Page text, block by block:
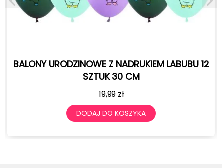
Z NADRUKIEM LABUBU 12
SZTUK 30 CM
DODAJ DO KOSZYKA
Balony